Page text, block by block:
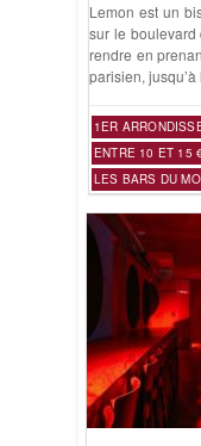
Lemon est un
sur le boulevard
rendre en
parisien, jusqu’à
1ER
ENTRE 10 ET 15
LES BARS DU